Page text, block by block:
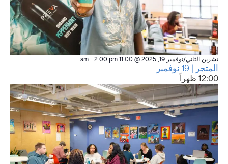
تشرين الثاني/نوفمبر 19, 2025 @ 11:00 am -2:00 pm
المتجر | 19 نوفمبر
12:00 ظهراً